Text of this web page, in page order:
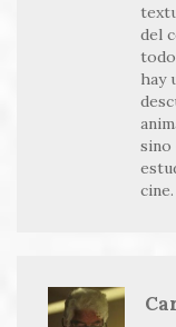
del
hay
sino
cine.